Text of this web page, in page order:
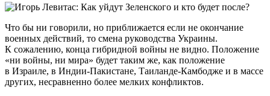
Что бы ни говорили, но приближается если не окончание
военных действий, то смена руководства Украины.
К сожалению, конца гибридной войны не видно. Положение
«ни войны, ни мира» будет таким же, как положение
в Израиле, в Индии-Пакистане, Таиланде-Камбодже и в массе
других, несравненно более мелких конфликтов.